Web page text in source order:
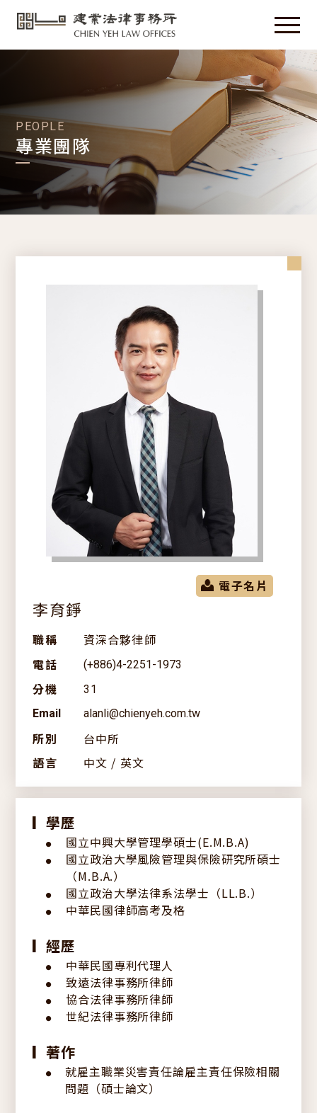
創辦人
經營理念
簡介下載
服務項目
專業團隊
全部分類
研討會訊息
訊息發表
新聞報導
公告訊息
其他
法律情報
ESG專區
聯絡我們
PEOPLE
專業團隊
電子名片
李育錚
職稱
資深合夥律師
電話
(+886)4-2251-1973
分機
31
Email
alanli@chienyeh.com.tw
所別
台中所
語言
中文 / 英文
▎ 學歷
● 國立中興大學管理學碩士(E.M.B.A)
●
國立政治大學風險管理與保險研究所碩士
（M.B.A.）
● 國立政治大學法律系法學士（LL.B.）
● 中華民國律師高考及格
▎ 經歷
● 中華民國專利代理人
● 致遠法律事務所律師
● 協合法律事務所律師
● 世紀法律事務所律師
▎ 著作
●
就雇主職業災害責任論雇主責任保險相關
問題（碩士論文）